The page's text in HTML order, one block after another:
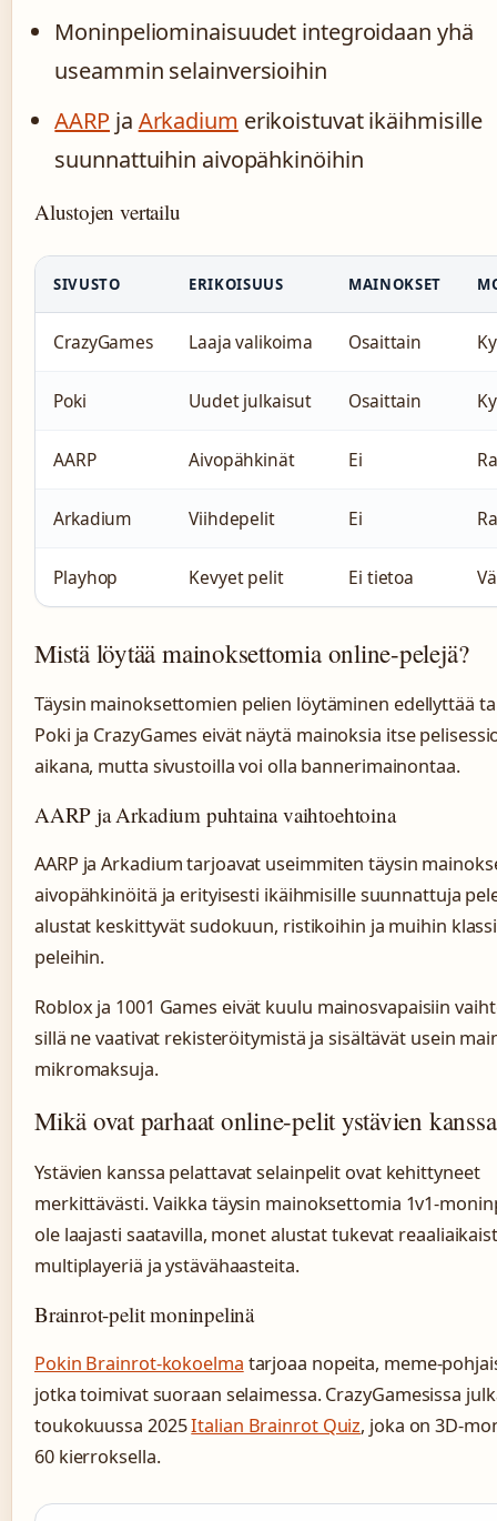
Moninpeliominaisuudet integroidaan yhä
useammin selainversioihin
AARP ja Arkadium erikoistuvat ikäihmisille
suunnattuihin aivopähkinöihin
Alustojen vertailu
SIVUSTO ERIKOISUUS MAINOKSET
CrazyGames Laaja valikoima Osaittain
Poki Uudet julkaisut Osaittain
AARP Aivopähkinät Ei
Arkadium Viihdepelit Ei
Playhop Kevyet pelit Ei tietoa
Mistä löytää mainoksettomia online-pelejä?
Täysin mainoksettomien pelien löytäminen edellyttää
Poki ja CrazyGames eivät näytä mainoksia itse
aikana, mutta sivustoilla voi olla bannerimainontaa.
AARP ja Arkadium puhtaina vaihtoehtoina
AARP ja Arkadium tarjoavat useimmiten täysin
aivopähkinöitä ja erityisesti ikäihmisille suunnattuja
alustat keskittyvät sudokuun, ristikoihin ja muihin
peleihin.
Roblox ja 1001 Games eivät kuulu mainosvapaisiin
sillä ne vaativat rekisteröitymistä ja sisältävät usein
mikromaksuja.
Mikä ovat parhaat online-pelit ystävien
Ystävien kanssa pelattavat selainpelit ovat kehittyneet
merkittävästi. Vaikka täysin mainoksettomia 1v1-
ole laajasti saatavilla, monet alustat tukevat
multiplayeriä ja ystävähaasteita.
Brainrot-pelit moninpelinä
Pokin Brainrot-kokoelma tarjoaa nopeita, meme-
jotka toimivat suoraan selaimessa. CrazyGamesissa
toukokuussa 2025Italian Brainrot Quiz, joka on 3D-
60 kierroksella.